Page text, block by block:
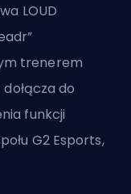
LOUD
trenerem
do
funkcji
G2 Esports,